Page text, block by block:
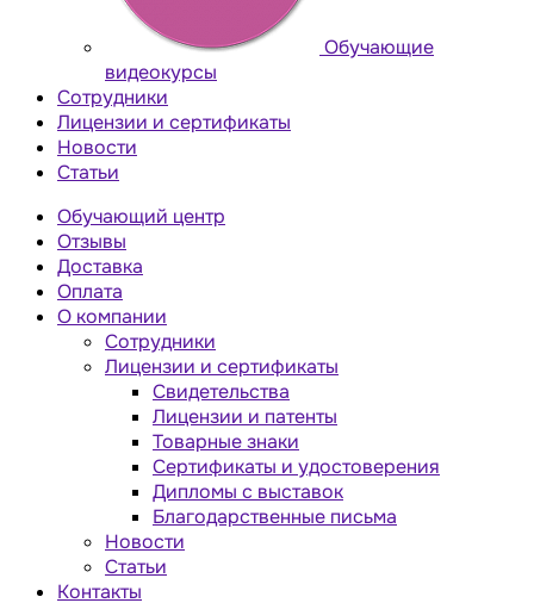
Обучающие
видеокурсы
Сотрудники
Лицензии и сертификаты
Новости
Статьи
Обучающий центр
Отзывы
Доставка
Оплата
О компании
Сотрудники
Лицензии и сертификаты
Свидетельства
Лицензии и патенты
Товарные знаки
Сертификаты и удостоверения
Дипломы с выставок
Благодарственные письма
Новости
Статьи
Контакты